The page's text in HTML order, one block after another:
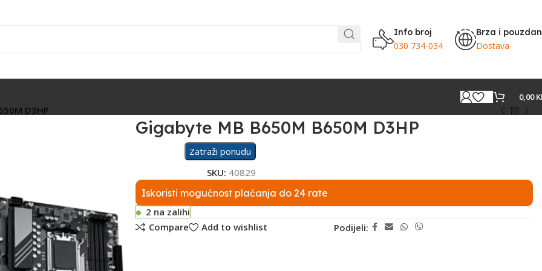
Info broj
030 734-034
Brza i
Dostava
0,00
D3HP
Gigabyte MB B650M B650M D3HP
Zatraži ponudu
SKU: 40829
Iskoristi mogućnost plaćanja do 24 rate
2 na zalihi
Compare
Add to wishlist Podijeli: